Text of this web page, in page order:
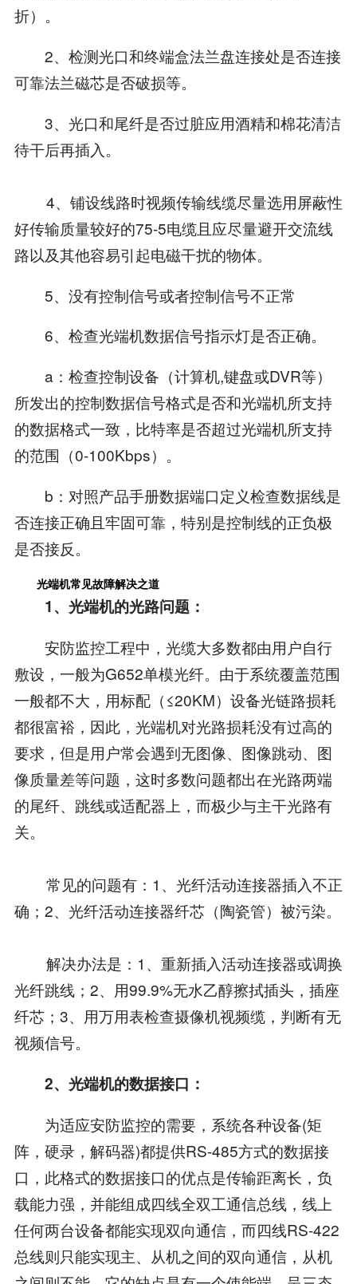
折）。
2、检测光口和终端盒法兰盘连接处是否连接
可靠法兰磁芯是否破损等。
3、光口和尾纤是否过脏应用酒精和棉花清洁
待干后再插入。
4、铺设线路时视频传输线缆尽量选用屏蔽性
好传输质量较好的75-5电缆且应尽量避开交流线
路以及其他容易引起电磁干扰的物体。
5、没有控制信号或者控制信号不正常
6、检查光端机数据信号指示灯是否正确。
a：检查控制设备（计算机,键盘或DVR等）
所发出的控制数据信号格式是否和光端机所支持
的数据格式一致，比特率是否超过光端机所支持
的范围（0-100Kbps）。
b：对照产品手册数据端口定义检查数据线是
否连接正确且牢固可靠，特别是控制线的正负极
是否接反。
光端机常见故障解决之道
1、光端机的光路问题：
安防监控工程中，光缆大多数都由用户自行
敷设，一般为G652单模光纤。由于系统覆盖范围
一般都不大，用标配（≤20KM）设备光链路损耗
都很富裕，因此，光端机对光路损耗没有过高的
要求，但是用户常会遇到无图像、图像跳动、图
像质量差等问题，这时多数问题都出在光路两端
的尾纤、跳线或适配器上，而极少与主干光路有
关。
常见的问题有：1、光纤活动连接器插入不正
确；2、光纤活动连接器纤芯（陶瓷管）被污染。
解决办法是：1、重新插入活动连接器或调换
光纤跳线；2、用99.9%无水乙醇擦拭插头，插座
纤芯；3、用万用表检查摄像机视频缆，判断有无
视频信号。
2、光端机的数据接口：
为适应安防监控的需要，系统各种设备(矩
阵，硬录，解码器)都提供RS-485方式的数据接
口，此格式的数据接口的优点是传输距离长，负
载能力强，并能组成四线全双工通信总线，线上
任何两台设备都能实现双向通信，而四线RS-422
总线则只能实现主、从机之间的双向通信，从机